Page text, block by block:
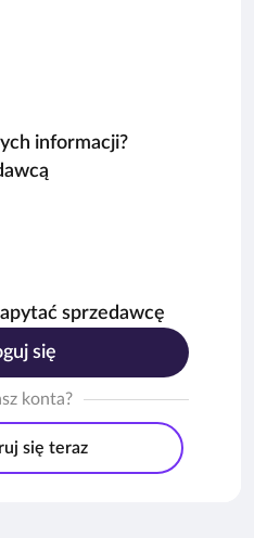
informacji?
sprzedawcę
się
konta?
się teraz